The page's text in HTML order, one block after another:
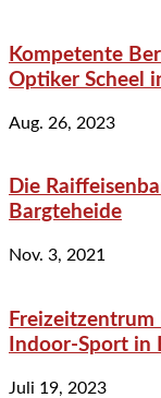
Kompetente
Optiker Scheel
Aug. 26, 2023
Die
Bargteheide
Nov. 3, 2021
Indoor-Sport in
Juli 19, 2023